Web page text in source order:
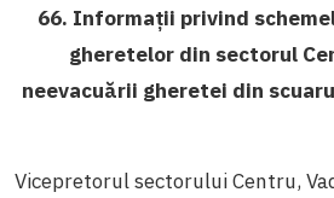
66. Informații privind
gheretelor din sectorul
neevacuării gheretei din
Vicepretorul sectorului Centru,